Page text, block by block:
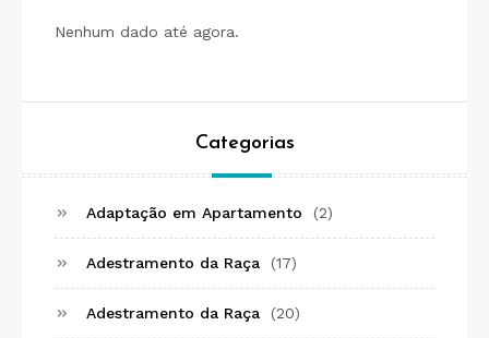
Nenhum dado até agora.
Categorias
Adaptação em Apartamento (2)
Adestramento da Raça (17)
Adestramento da Raça (20)